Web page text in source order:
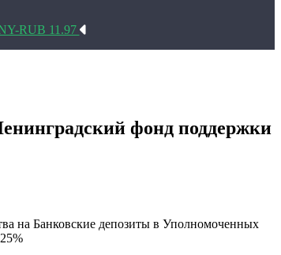
RUB 11.97
фонд поддержки
на Банковские депозиты в Уполномоченных
%